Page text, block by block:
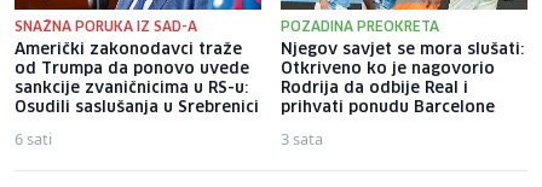
SNAŽNA PORUKA IZ SAD-A
Američki zakonodavci traže
od Trumpa da ponovo uvede
sankcije zvaničnicima u RS-u:
Osudili saslušanja u Srebrenici
6 sati
POZADINA PREOKRETA
Njegov savjet se mora slušati:
Otkriveno ko je nagovorio
Rodrija da odbije Real i
prihvati ponudu Barcelone
3 sata